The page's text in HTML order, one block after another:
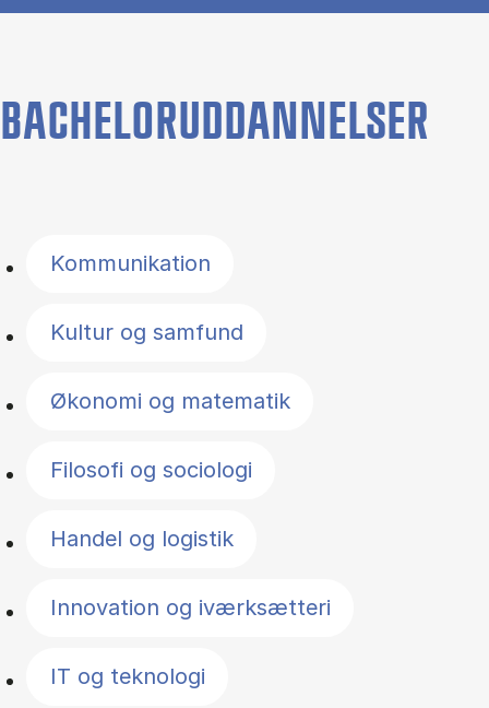
BACHELORUDDANNELSER
Kommunikation
Kultur og samfund
Økonomi og matematik
Filosofi og sociologi
Handel og logistik
Innovation og iværksætteri
IT og teknologi